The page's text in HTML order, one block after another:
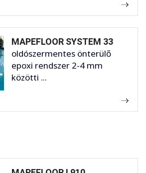
MAPEFLOOR SYSTEM 33
oldószermentes önterülő
epoxi rendszer 2-4 mm
közötti ...